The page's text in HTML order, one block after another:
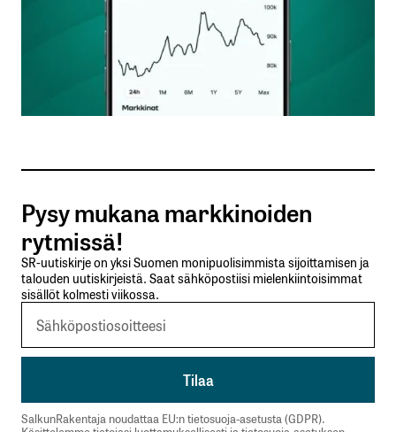
Nimesi tai nimimerkkisi
Sähköpostiosoitteesi
Tilaa SalkunRakentajan uutiskirje
Lähetä kommentti
Pysy mukana markkinoiden
rytmissä!
SR-uutiskirje on yksi Suomen monipuolisimmista sijoittamisen ja
talouden uutiskirjeistä. Saat sähköpostiisi mielenkiintoisimmat
sisällöt kolmesti viikossa.
SalkunRakentaja noudattaa EU:n tietosuoja-asetusta (GDPR).